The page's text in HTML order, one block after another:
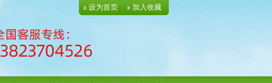
设为首页 加入收藏